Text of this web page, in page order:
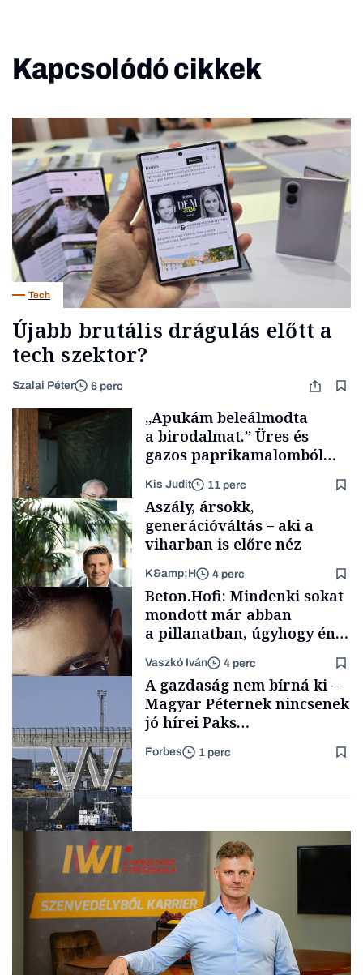
Kapcsolódó cikkek
Tech
Újabb brutális drágulás előtt a
tech szektor?
Szalai Péter 6 perc
Családi
vállalkozások
„Apukám beleálmodta
a birodalmat.” Üres és
gazos paprikamalomból
lett az igazi családi
fűszersztori
Kis Judit 11 perc
TÁMOGATÓI
Aszály, ársokk,
generációváltás – aki a
viharban is előre néz
K&amp;H 4 perc
Forbes-sztori
Beton.Hofi: Mindenki sokat
mondott már abban
a pillanatban, úgyhogy én
a legsarkosabb
gondolataimat akartam
kimondani
Vaszkó Iván 4 perc
A gazdaság nem bírná ki –
Magyar Péternek nincsenek
jó hírei Paks
újraindításáról
Forbes 1 perc